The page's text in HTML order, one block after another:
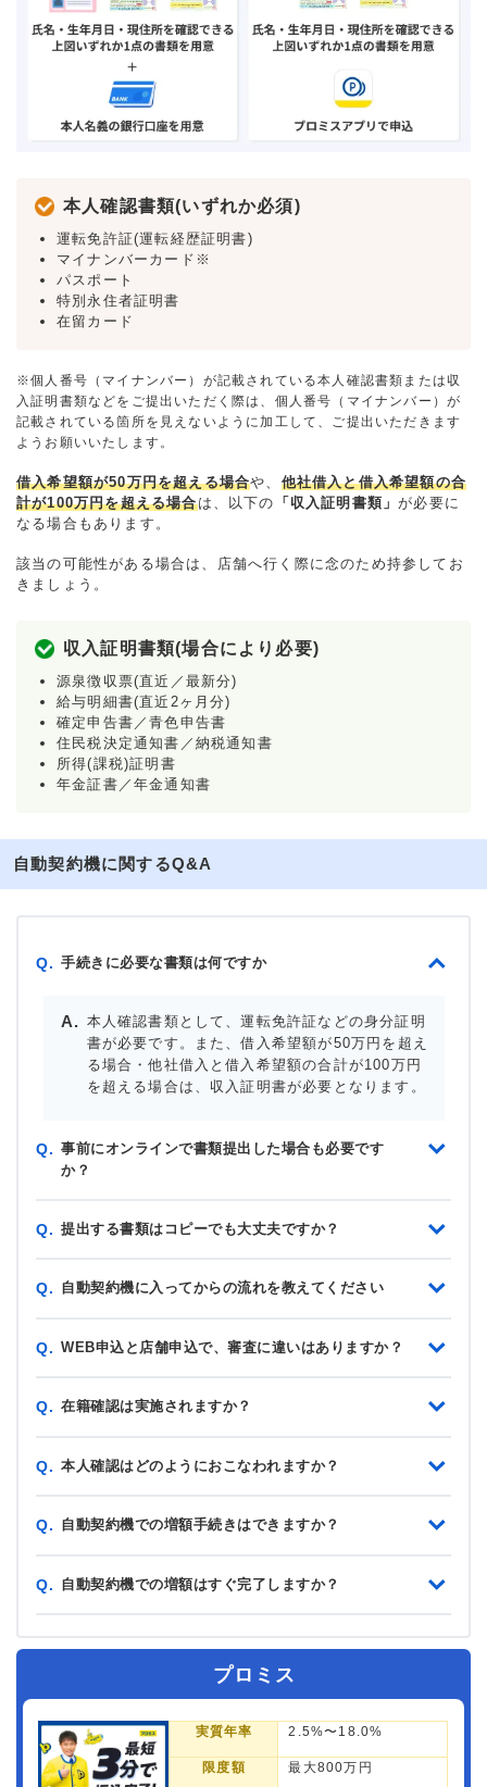
本人確認書類(いずれか必須)
運転免許証(運転経歴証明書)
マイナンバーカード※
パスポート
特別永住者証明書
在留カード
※個人番号（マイナンバー）が記載されている本人確認書類または収
入証明書類などをご提出いただく際は、個人番号（マイナンバー）が
記載されている箇所を見えないように加工して、ご提出いただきます
ようお願いいたします。
借入希望額が50万円を超える場合や、 他社借入と借入希望額の合
計が100万円を超える場合は、以下の 「収入証明書類」が必要に
なる場合もあります。
該当の可能性がある場合は、店舗へ行く際に念のため持参してお
きましょう。
収入証明書類(場合により必要)
源泉徴収票(直近／最新分)
給与明細書(直近2ヶ月分)
確定申告書／青色申告書
住民税決定通知書／納税通知書
所得(課税)証明書
年金証書／年金通知書
自動契約機に関するQ&A
Q. 手続きに必要な書類は何ですか
本人確認書類として、運転免許証などの身分証明
書が必要です。また、借入希望額が50万円を超え
る場合・他社借入と借入希望額の合計が100万円
を超える場合は、収入証明書が必要となります。
Q. 事前にオンラインで書類提出した場合も必要です
か？
Q. 提出する書類はコピーでも大丈夫ですか？
Q. 自動契約機に入ってからの流れを教えてください
Q. WEB申込と店舗申込で、審査に違いはありますか？
Q. 在籍確認は実施されますか？
Q. 本人確認はどのようにおこなわれますか？
Q. 自動契約機での増額手続きはできますか？
Q. 自動契約機での増額はすぐ完了しますか？
プロミス
実質年率 2.5%〜18.0%
限度額 最大800万円